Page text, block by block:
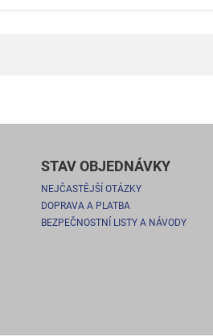
STAV OBJEDNÁVKY
NEJČASTĚJŠÍ OTÁZKY
DOPRAVA A PLATBA
BEZPEČNOSTNÍ LISTY A NÁVODY